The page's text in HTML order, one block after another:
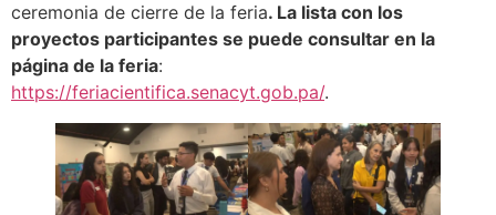
ceremonia de cierre de la feria. La lista con los
proyectos participantes se puede consultar en la
página de la feria:
https://feriacientifica.senacyt.gob.pa/.